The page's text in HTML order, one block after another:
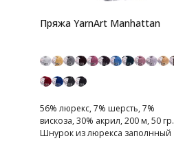
Пряжа YarnArt Manhattan
56% люрекс, 7% шерсть, 7%
вискоза, 30% акрил, 200 м, 50 гр.
Шнурок из люрекса заполнный